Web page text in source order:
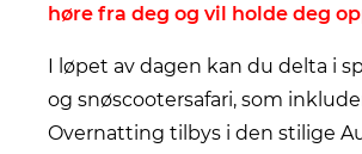
høre fra deg og vil holde deg
I løpet av dagen kan du delta i
og snøscootersafari, som
Overnatting tilbys i den stilige